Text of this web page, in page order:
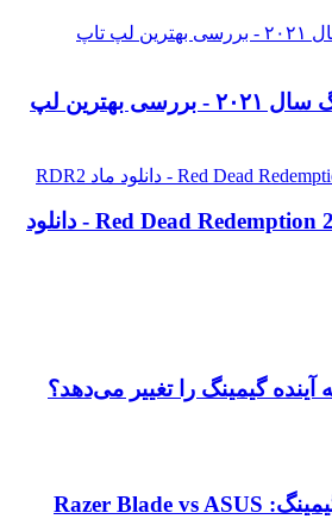
بهترین لپ تاپ گیمینگ سال ۲۰۲۱ - بررسی بهترین لپ تاپ
بهترین لپ تاپ گیمینگ سال ۲۰۲۱ - بررسی بهترین لپ
بهترین ماد های بازی Red Dead Redemption 2 - دانلود
گیمینگ را تغییر می‌دهد؟
مقایسه لپ‌تاپ‌های گیمینگ: Razer Blade vs ASUS